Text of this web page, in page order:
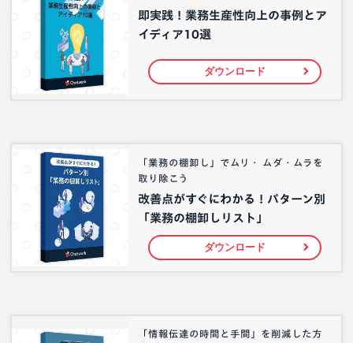
即実践！業務生産性向上の事例とア
イディア10選
ダウンロード
「業務の棚卸し」でムリ・ ムダ・ムラを
取り除こう
改善点がすぐにわかる！パターン別
「業務の棚卸しリスト」
ダウンロード
「情報伝達の時間と手間」を削減した方